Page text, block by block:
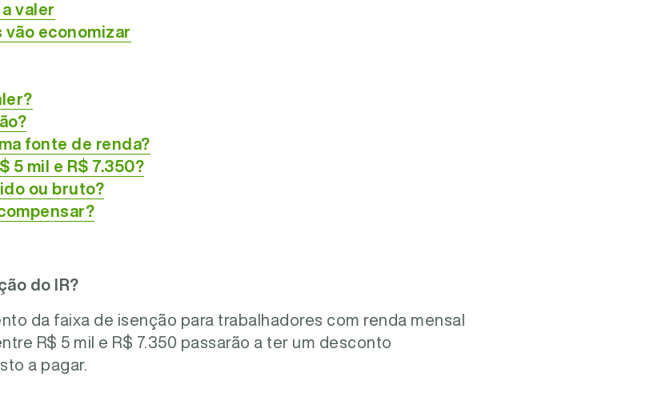
valer
economizar
fonte de renda?
5 mil e R$ 7.350?
ou bruto?
do IR?
da faixa de isenção para trabalhadores com renda mensal
R$ 5 mil e R$ 7.350 passarão a ter um desconto
a pagar.